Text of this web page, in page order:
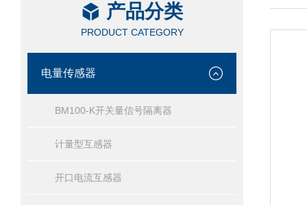
产品分类
PRODUCT CATEGORY
电量传感器
BM100-K开关量信号隔离器
计量型互感器
开口电流互感器
/